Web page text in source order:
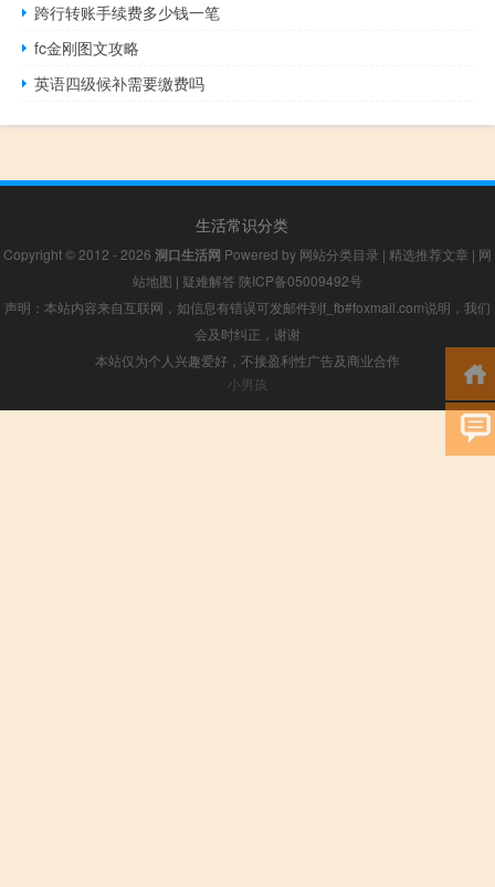
跨行转账手续费多少钱一笔
fc金刚图文攻略
英语四级候补需要缴费吗
生活常识分类
Copyright © 2012 - 2026 洞口生活网 Powered by 网站分类目录 | 精选推荐文章 | 网
站地图 | 疑难解答 陕ICP备05009492号
声明：本站内容来自互联网，如信息有错误可发邮件到f_fb#foxmail.com说明，我们
会及时纠正，谢谢
本站仅为个人兴趣爱好，不接盈利性广告及商业合作
小男孩